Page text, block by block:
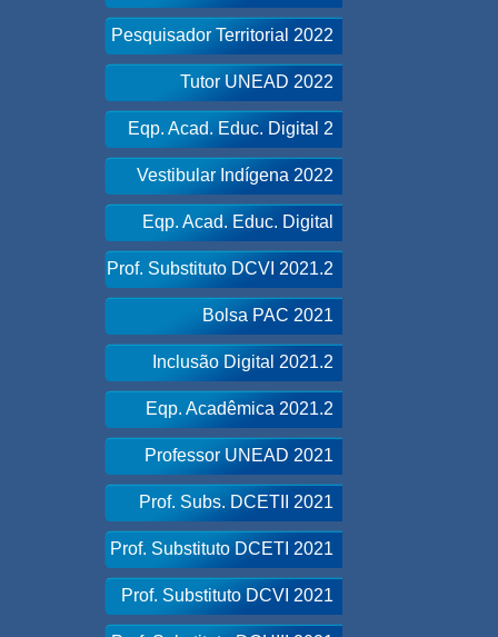
Pesquisador Territorial 2022
Tutor UNEAD 2022
Eqp. Acad. Educ. Digital 2
Vestibular Indígena 2022
Eqp. Acad. Educ. Digital
Prof. Substituto DCVI 2021.2
Bolsa PAC 2021
Inclusão Digital 2021.2
Eqp. Acadêmica 2021.2
Professor UNEAD 2021
Prof. Subs. DCETII 2021
Prof. Substituto DCETI 2021
Prof. Substituto DCVI 2021